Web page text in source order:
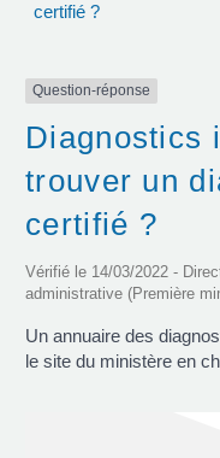
certifié ?
Question-réponse
Diagnostics
trouver un
certifié ?
Vérifié le 14/03/2022 -
administrative (Première
Un annuaire des
le site du ministère en